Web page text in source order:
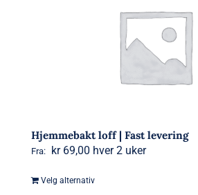
Hjemmebakt loff | Fast levering
Fra: kr69,00 hver 2 uker
Velg alternativDette